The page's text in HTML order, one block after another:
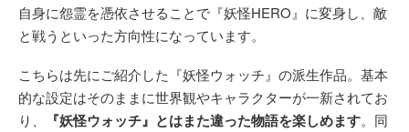
自身に怨霊を憑依させることで『妖怪HERO』に変身し、敵
と戦うといった方向性になっています。
こちらは先にご紹介した『妖怪ウォッチ』の派生作品。基本
的な設定はそのままに世界観やキャラクターが一新されてお
り、
『妖怪ウォッチ』とはまた違った物語を楽しめます。同